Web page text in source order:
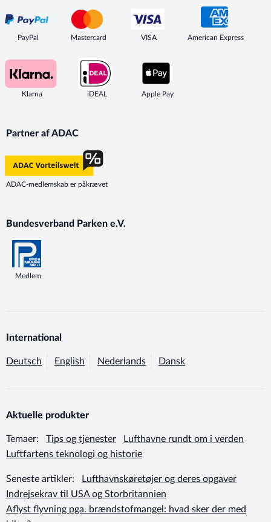
PayPal Mastercard VISA American Express
Klarna iDEAL Apple Pay
Partner af ADAC
ADAC-medlemskab er påkrævet
Bundesverband Parken e.V.
Medlem
International
Deutsch English Nederlands Dansk
Aktuelle produkter
Temaer: Tips og tjenester
Lufthavne rundt om i verden
Luftfartens teknologi og historie
Seneste artikler:
Lufthavnskøretøjer og deres opgaver
Indrejsekrav til USA og Storbritannien
Aflyst flyvning pga. brændstofmangel: hvad sker der med